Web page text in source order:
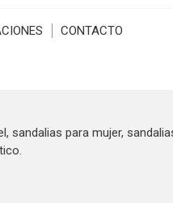
CONTACTO
sandalias para mujer,